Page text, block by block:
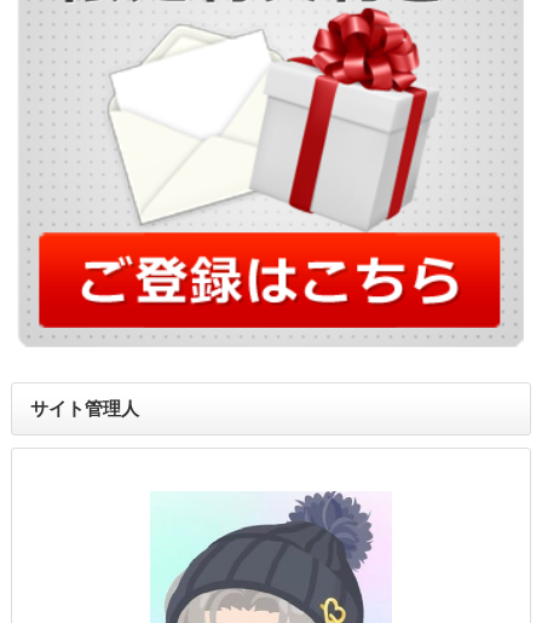
サイト管理人